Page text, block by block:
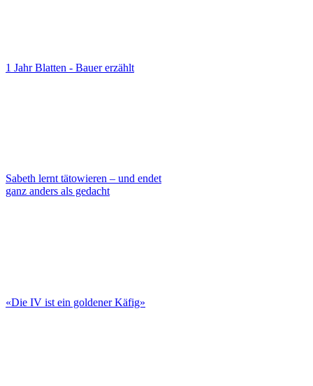
1 Jahr Blatten - Bauer erzählt
Sabeth lernt tätowieren – und endet
ganz anders als gedacht
«Die IV ist ein goldener Käfig»